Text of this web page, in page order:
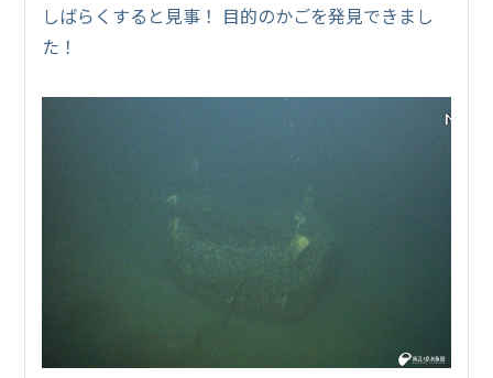
しばらくすると見事！ 目的のかごを発見できまし
た！